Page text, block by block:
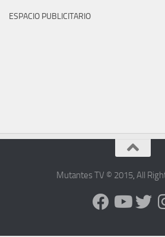
ESPACIO PUBLICITARIO
Mutantes TV © 2015, All